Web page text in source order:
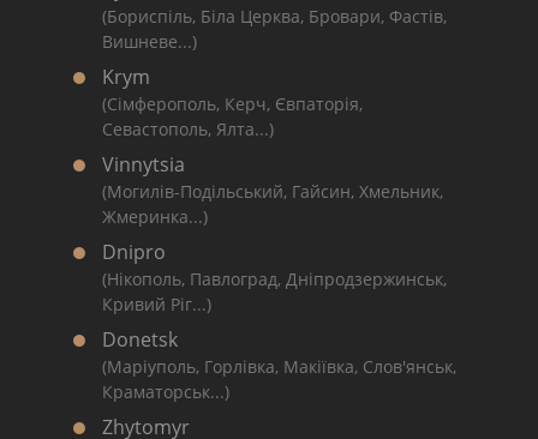
(Бориспіль, Біла Церква, Бровари, Фастів,
Вишневе...)
Krym
(Сімферополь, Керч, Євпаторія,
Севастополь, Ялта...)
Vinnytsia
(Могилів-Подільський, Гайсин, Хмельник,
Жмеринка...)
Dnipro
(Нікополь, Павлоград, Дніпродзержинськ,
Кривий Ріг...)
Donetsk
(Маріуполь, Горлівка, Макіївка, Слов'янськ,
Краматорськ...)
Zhytomyr